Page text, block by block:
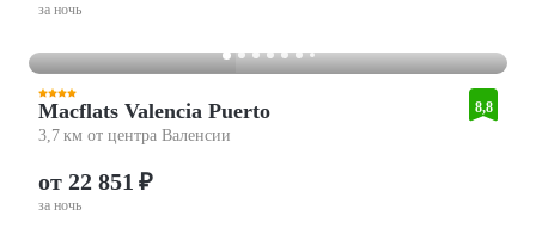
за ночь
Macflats Valencia Puerto
3,7 км от центра Валенсии
8,8
от 22 851 ₽
за ночь